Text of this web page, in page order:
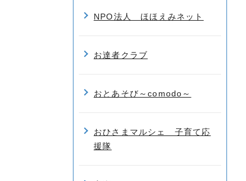
NPO法人 ほほえみネット
お達者クラブ
おとあそび～comodo～
おひさまマルシェ 子育て応
援隊